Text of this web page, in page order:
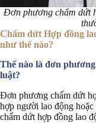
Đơn phương chấm dứt
Chấm dứt Hợp đồng
như thế nào?
Thế nào là đơn
luật?
Đơn phương chấm dứt
hợp người lao động
chấm dứt hợp đồng lao